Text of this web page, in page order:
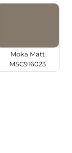
Moka Matt
MSC916023